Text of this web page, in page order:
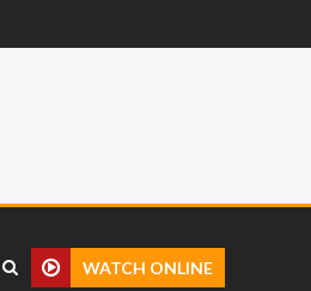
WATCH ONLINE